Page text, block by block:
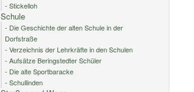
- Stickelloh
Schule
- Die Geschichte der alten Schule in der
Dorfstraße
- Verzeichnis der Lehrkräfte in den Schulen
- Aufsätze Beringstedter Schüler
- Die alte Sportbaracke
- Schullinden